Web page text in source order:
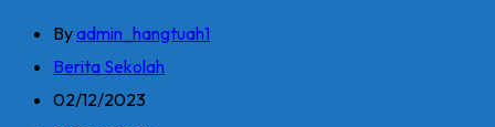
Byadmin_hangtuah1
Berita Sekolah
02/12/2023